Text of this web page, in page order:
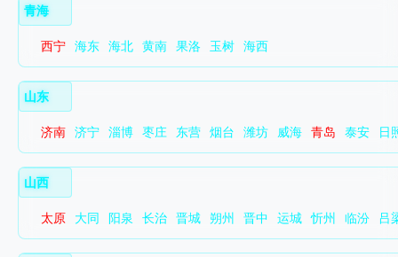
青海
西宁 海东 海北 黄南 果洛 玉树 海西
山东
济南 济宁 淄博 枣庄 东营 烟台 潍坊 威海 青岛 泰安 日
山西
太原 大同 阳泉 长治 晋城 朔州 晋中 运城 忻州 临汾 吕